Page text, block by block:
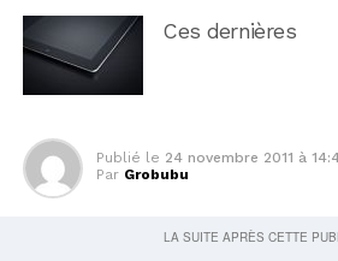
Ces dernières
Publié le 24 novembre 2011 à
Par Grobubu